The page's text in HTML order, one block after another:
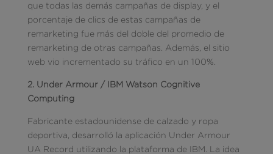
que todas las demás campañas de display, y el
porcentaje de clics de estas campañas de
remarketing fue más del doble del promedio de
remarketing de otras campañas. Además, el sitio
web vio incrementado su tráfico en un 100%.
2. Under Armour / IBM Watson Cognitive
Computing
Fabricante estadounidense de calzado y ropa
deportiva, desarrolló la aplicación Under Armour
UA Record utilizando la plataforma de IBM. La idea